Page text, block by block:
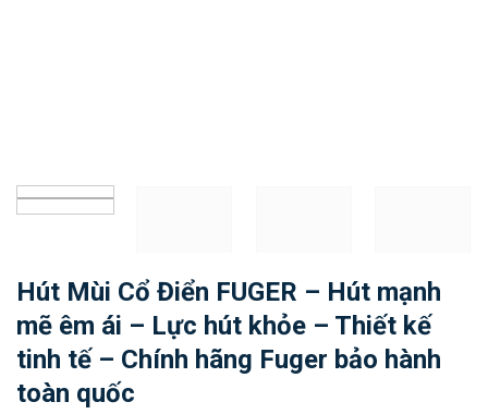
Hút Mùi Cổ Điển FUGER – Hút mạnh
mẽ êm ái – Lực hút khỏe – Thiết kế
tinh tế – Chính hãng Fuger bảo hành
toàn quốc